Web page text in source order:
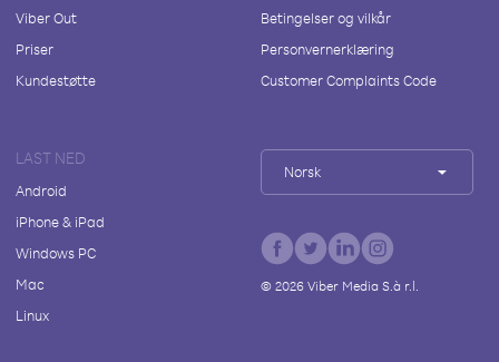
Viber Out
Priser
Kundestøtte
Betingelser og vilkår
Personvernerklæring
Customer Complaints Code
LAST NED
Android
iPhone & iPad
Windows PC
Mac
Linux
Norsk
© 2026Viber Media S.à r.l.